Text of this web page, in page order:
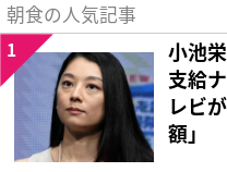
朝食の人気記事
小池
支給
レビ
額」
1